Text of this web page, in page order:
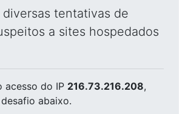
diversas tentativas de
a sites hospedados
acesso do IP 216.73.216.208,
abaixo.